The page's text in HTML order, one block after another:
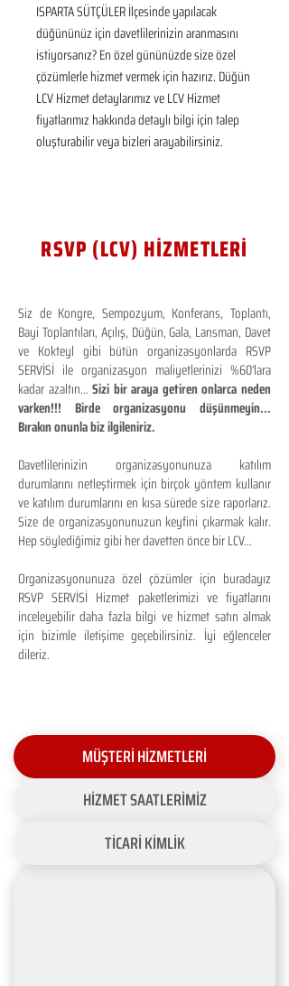
ISPARTA SÜTÇÜLER İlçesinde yapılacak
düğününüz için davetlilerinizin aranmasını
istiyorsanız? En özel gününüzde size özel
çözümlerle hizmet vermek için hazırız. Düğün
LCV Hizmet detaylarımız ve LCV Hizmet
fiyatlarımız hakkında detaylı bilgi için talep
oluşturabilir veya bizleri arayabilirsiniz.
RSVP (LCV) HİZMETLERİ
Siz de Kongre, Sempozyum, Konferans, Toplantı,
Bayi Toplantıları, Açılış, Düğün, Gala, Lansman, Davet
ve Kokteyl gibi bütün organizasyonlarda RSVP
SERVİSİ ile organizasyon maliyetlerinizi %60'lara
kadar azaltın...Sizi bir araya getiren onlarca neden
varken!!! Birde organizasyonu düşünmeyin...
Bırakın onunla biz ilgileniriz.
Davetlilerinizin organizasyonunuza katılım
durumlarını netleştirmek için birçok yöntem kullanır
ve katılım durumlarını en kısa sürede size raporlarız.
Size de organizasyonunuzun keyfini çıkarmak kalır.
Hep söylediğimiz gibi her davetten önce bir LCV...
Organizasyonunuza özel çözümler için buradayız
RSVP SERVİSİ Hizmet paketlerimizi ve fiyatlarını
inceleyebilir daha fazla bilgi ve hizmet satın almak
için bizimle iletişime geçebilirsiniz. İyi eğlenceler
dileriz.
MÜŞTERİ HİZMETLERİ
HİZMET SAATLERİMİZ
TİCARİ KİMLİK